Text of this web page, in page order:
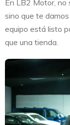
En LB2 Motor, no
sino que te
equipo está listo
que una tienda.